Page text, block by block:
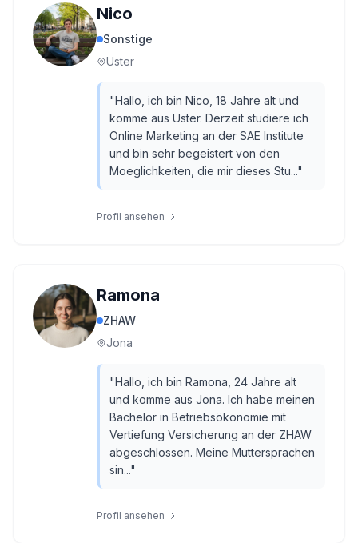
Nico
Sonstige
Uster
"Hallo, ich bin Nico, 18 Jahre alt und
komme aus Uster. Derzeit studiere ich
Online Marketing an der SAE Institute
und bin sehr begeistert von den
Moeglichkeiten, die mir dieses Stu..."
Profil ansehen
Ramona
ZHAW
Jona
"Hallo, ich bin Ramona, 24 Jahre alt
und komme aus Jona. Ich habe meinen
Bachelor in Betriebsökonomie mit
Vertiefung Versicherung an der ZHAW
abgeschlossen. Meine Muttersprachen
sin..."
Profil ansehen